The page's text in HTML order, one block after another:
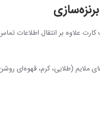
علاوه بر انتقال
ملایم (طلایی، کرم، قهوه‌ای